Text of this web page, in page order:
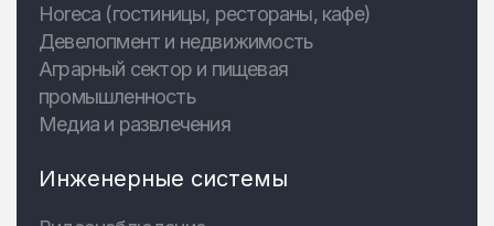
Horeca (гостиницы, рестораны, кафе)
Девелопмент и недвижимость
Аграрный сектор и пищевая
промышленность
Медиа и развлечения
Инженерные системы